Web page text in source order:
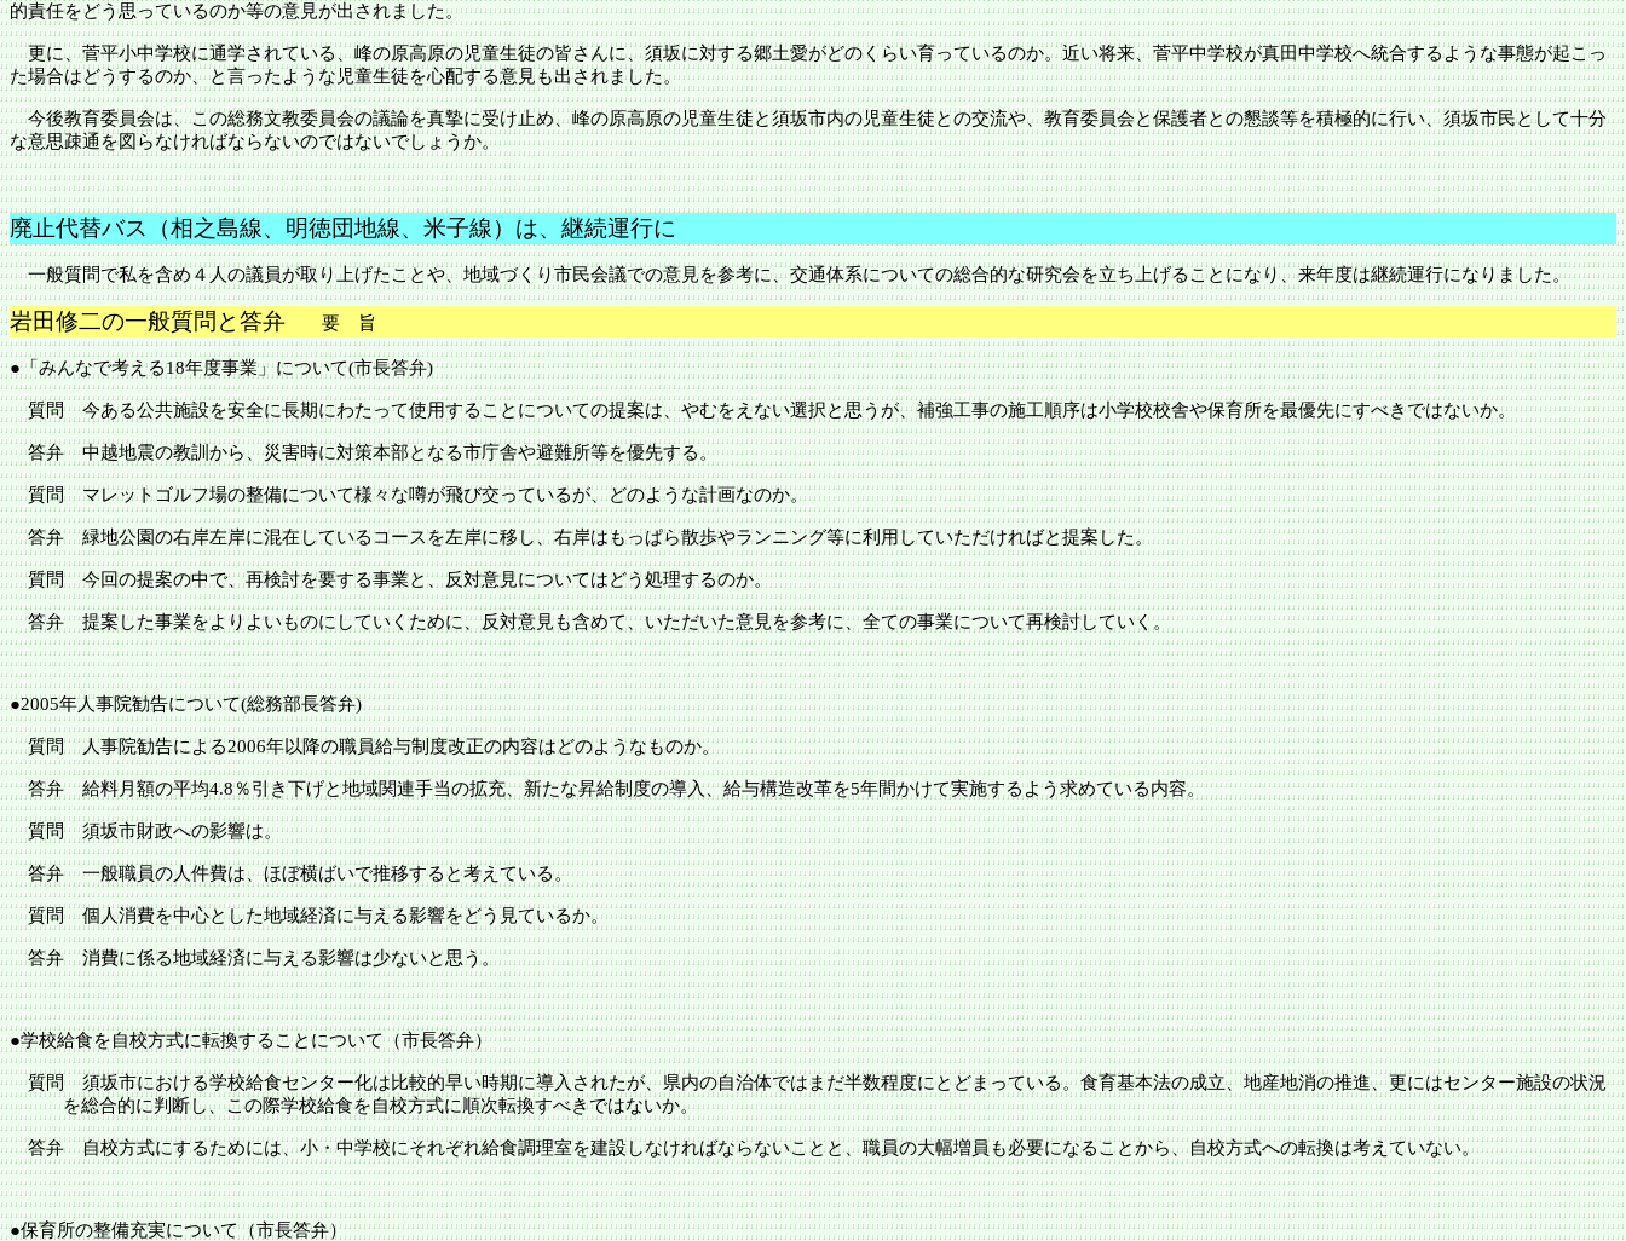
的責任をどう思っているのか等の意見が出されました。
更に、菅平小中学校に通学されている、峰の原高原の児童生徒の皆さんに、須坂に対する郷土愛がどのくらい育っているのか。近い将来、菅平中学校が真田中学校へ統合するような事態が起こっ
た場合はどうするのか、と言ったような児童生徒を心配する意見も出されました。
今後教育委員会は、この総務文教委員会の議論を真摯に受け止め、峰の原高原の児童生徒と須坂市内の児童生徒との交流や、教育委員会と保護者との懇談等を積極的に行い、須坂市民として十分
な意思疎通を図らなければならないのではないでしょうか。
廃止代替バス（相之島線、明徳団地線、米子線）は、継続運行に
一般質問で私を含め４人の議員が取り上げたことや、地域づくり市民会議での意見を参考に、交通体系についての総合的な研究会を立ち上げることになり、来年度は継続運行になりました。
岩田修二の一般質問と答弁 要 旨
●「みんなで考える18年度事業」について(市長答弁)
質問 今ある公共施設を安全に長期にわたって使用することについての提案は、やむをえない選択と思うが、補強工事の施工順序は小学校校舎や保育所を最優先にすべきではないか。
答弁 中越地震の教訓から、災害時に対策本部となる市庁舎や避難所等を優先する。
質問 マレットゴルフ場の整備について様々な噂が飛び交っているが、どのような計画なのか。
答弁 緑地公園の右岸左岸に混在しているコースを左岸に移し、右岸はもっぱら散歩やランニング等に利用していただければと提案した。
質問 今回の提案の中で、再検討を要する事業と、反対意見についてはどう処理するのか。
答弁 提案した事業をよりよいものにしていくために、反対意見も含めて、いただいた意見を参考に、全ての事業について再検討していく。
●2005年人事院勧告について(総務部長答弁)
質問 人事院勧告による2006年以降の職員給与制度改正の内容はどのようなものか。
答弁 給料月額の平均4.8％引き下げと地域関連手当の拡充、新たな昇給制度の導入、給与構造改革を5年間かけて実施するよう求めている内容。
質問須坂市財政への影響は。
答弁 一般職員の人件費は、ほぼ横ばいで推移すると考えている。
質問 個人消費を中心とした地域経済に与える影響をどう見ているか。
答弁 消費に係る地域経済に与える影響は少ないと思う。
●学校給食を自校方式に転換することについて（市長答弁）
質問須坂市における学校給食センター化は比較的早い時期に導入されたが、県内の自治体ではまだ半数程度にとどまっている。食育基本法の成立、地産地消の推進、更にはセンター施設の状況
を総合的に判断し、この際学校給食を自校方式に順次転換すべきではないか。
答弁 自校方式にするためには、小・中学校にそれぞれ給食調理室を建設しなければならないことと、職員の大幅増員も必要になることから、自校方式への転換は考えていない。
●保育所の整備充実について（市長答弁）